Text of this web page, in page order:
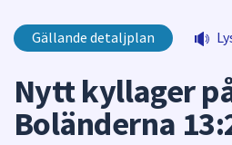
Gällande detaljplan
Nytt kyllager
Boländerna